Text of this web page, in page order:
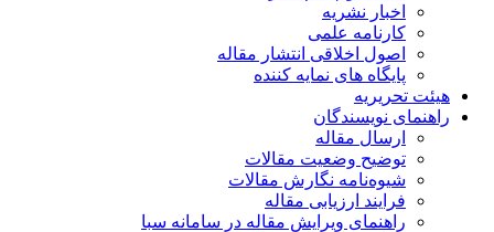
اخبار نشریه
کارنامه علمی
اصول اخلاقی انتشار مقاله
پایگاه های نمایه کننده
هیئت تحریریه
راهنمای نویسندگان
ارسال مقاله
توضیح وضعیت مقالات
شیوه‌نامه نگارش مقالات
فرایند ارزیابی مقاله
راهنمای ویرایش مقاله در سامانه سبا